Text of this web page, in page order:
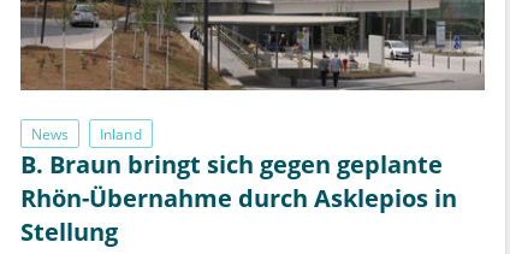
News Inland
B. Braun bringt sich gegen geplante
Rhön-Übernahme durch Asklepios in
Stellung